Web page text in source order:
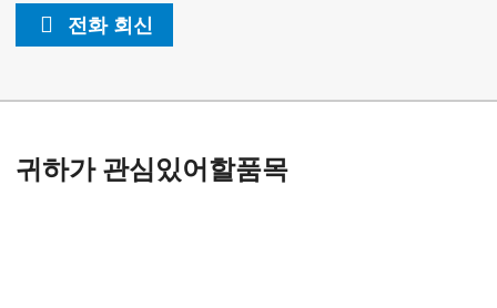
전화 회신
귀하가 관심있어할품목